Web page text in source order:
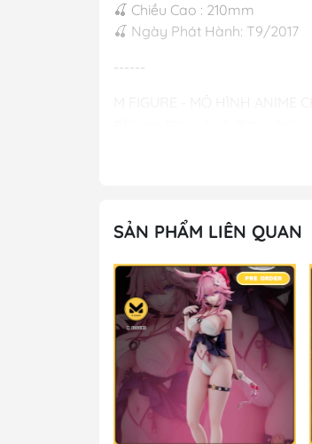
🍒 Chiều Cao : 210mm
🍒 Ngày Phát Hành: T9/2017
------
SẢN PHẨM LIÊN QUAN